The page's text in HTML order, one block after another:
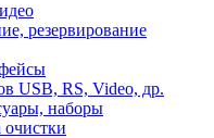
резервирование
USB, RS, Video, др.
наборы
очистки